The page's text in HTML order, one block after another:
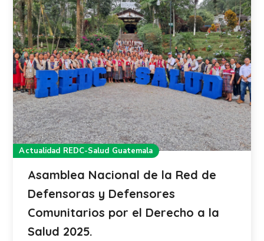
Actualidad REDC-Salud Guatemala
Asamblea Nacional de la Red de
Defensoras y Defensores
Comunitarios por el Derecho a la
Salud 2025.